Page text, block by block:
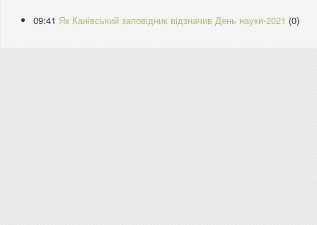
09:41 Як Канівський заповідник відзначив День науки-2021 (0)